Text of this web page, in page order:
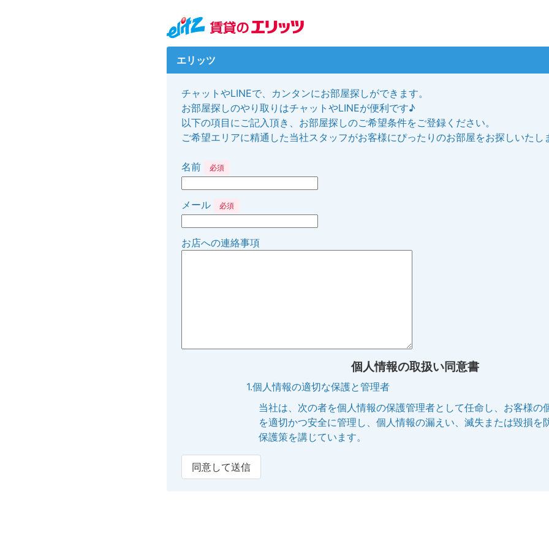
エリッツ
チャットやLINEで、カンタンにお部屋探しができます。
お部屋探しのやり取りはチャットやLINEが便利です♪
以下の項目にご記入頂き、お部屋探しのご希望条件をご登録ください。
ご希望エリアに精通した当社スタッフがお客様にぴったりのお部屋をお探しいたし
名前 必須
メール 必須
お店への連絡事項
個人情報の取扱い同意書
1.個人情報の適切な保護と管理者
当社は、次の者を個人情報の保護管理者として任命し、お客様の
を適切かつ安全に管理し、個人情報の漏えい、滅失または毀損を
保護策を講じています。
同意して送信